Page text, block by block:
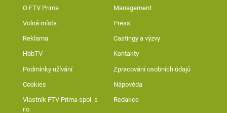
O FTV Prima Management
Volná místa Press
Reklama Castingy a výzvy
HbbTV Kontakty
Podmínky užívání Zpracování osobních údajů
Cookies Nápověda
Vlastník FTV Prima spol. s
r.o.
Redakce